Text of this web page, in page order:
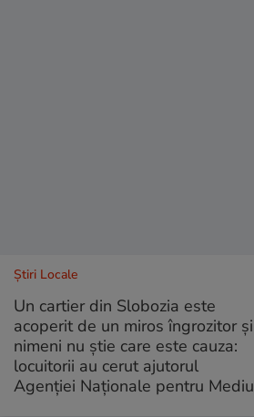
Știri Locale
Un cartier din Slobozia este
acoperit de un miros îngrozitor și
nimeni nu știe care este cauza:
locuitorii au cerut ajutorul
Agenției Naționale pentru Mediu